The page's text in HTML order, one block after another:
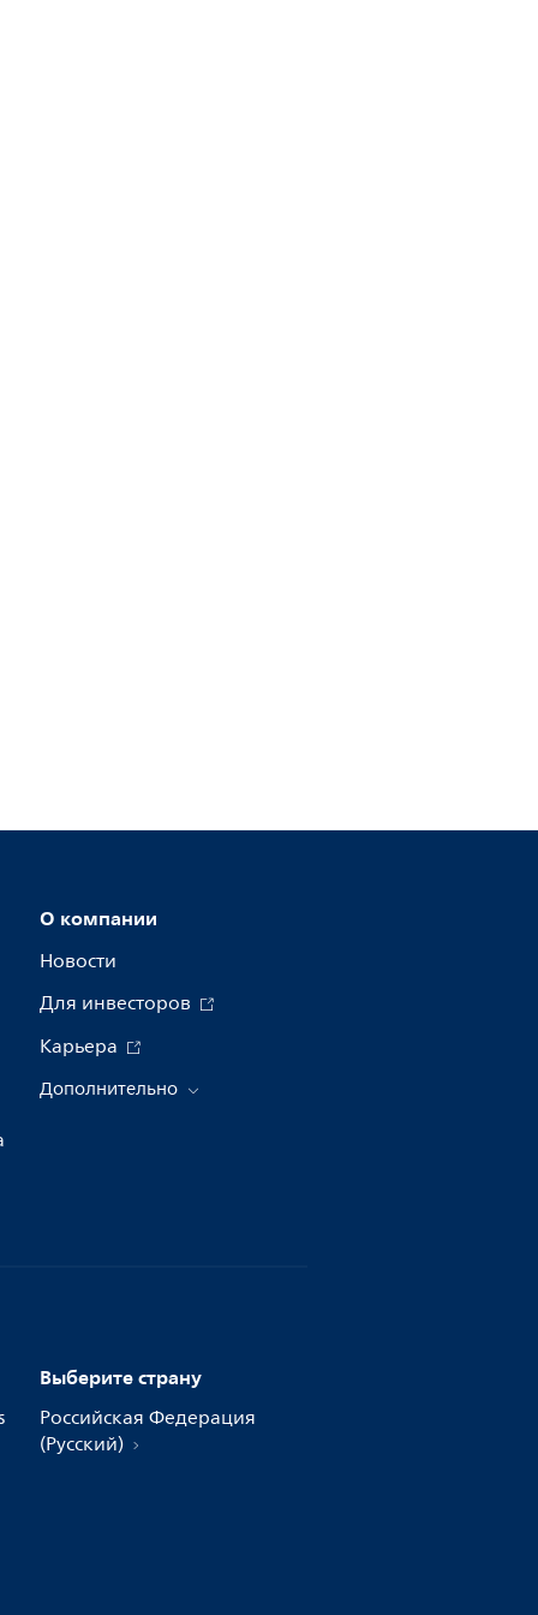
О компании
Новости
Для инвесторов
Карьера
Дополнительно
Выберите страну
Российская Федерация
(Русский)